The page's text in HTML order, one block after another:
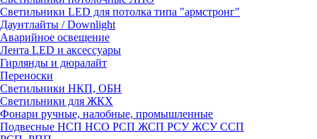
Светильники LED для потолка типа "армстронг"
Даунтлайты / Downlight
Аварийное освещение
Лента LED и аксессуары
Гирлянды и дюралайт
Переноски
Светильники НКП, ОБН
Светильники для ЖКХ
Фонари ручные, налобные, промышленные
Подвесные НСП НСО РСП ЖСП РСУ ЖСУ ССП